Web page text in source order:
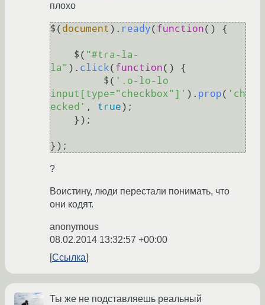
плохо
$( document ). ready( function( ) {
    $(
"#tra-la-
la" ). click( function( ) {
         $(
'.o-lo-lo
input[type="checkbox"]' ). prop( 'ch
ecked' , true);
?
Воистину, люди перестали понимать, что
они кодят.
anonymous
08.02.2014 13:32:57 +00:00
Ссылка
Ты же не подставляешь реальный